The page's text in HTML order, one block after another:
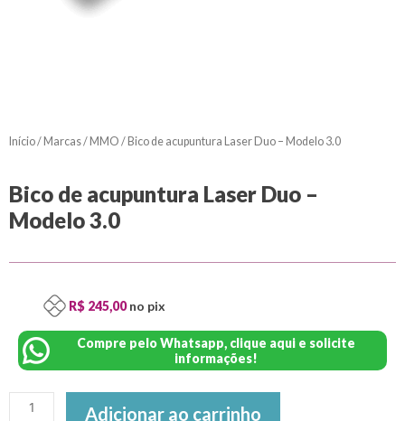
Início/ Marcas/ MMO / Bico de acupuntura Laser Duo – Modelo 3.0
Bico de acupuntura Laser Duo –
Modelo 3.0
R$ 245,00no pix
Compre pelo Whatsapp, clique aqui e solicite
informações!
Adicionar ao carrinho